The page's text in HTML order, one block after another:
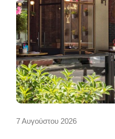
7 Αυγούστου 2026